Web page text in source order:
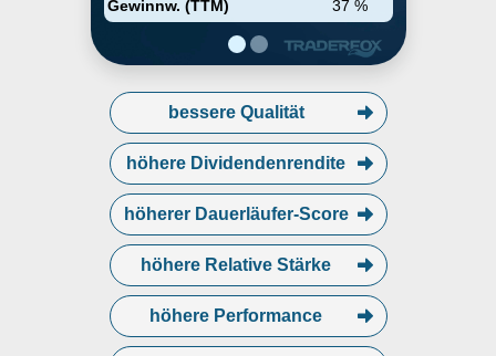
Gewinnw. (TTM)
37 %
bessere Qualität
höhere Dividendenrendite
höherer Dauerläufer-Score
höhere Relative Stärke
höhere Performance